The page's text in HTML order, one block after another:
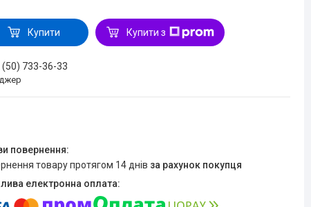
Купити Купити з
(50) 733-36-33
товару протягом 14 днів за рахунок покупця